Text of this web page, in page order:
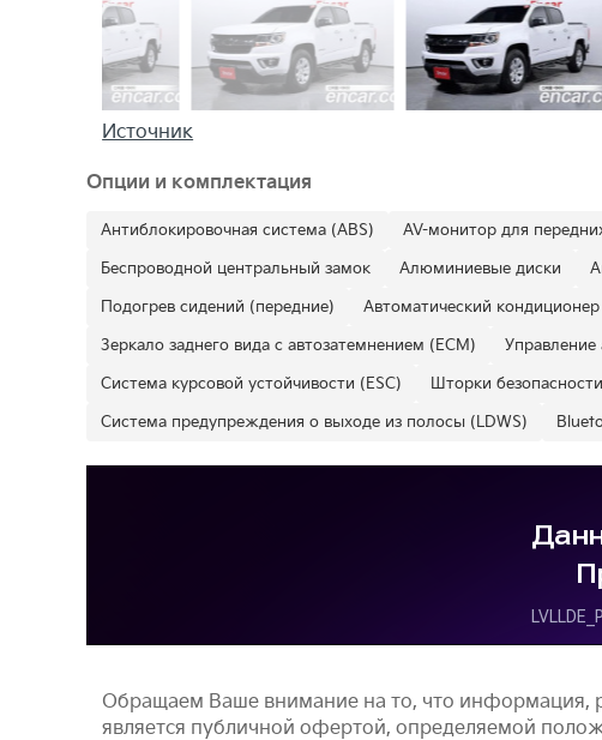
Источник
Опции и комплектация
Антиблокировочная система (ABS) AV-монитор для
Беспроводной центральный замок
Алюминиевые диски
Подогрев сидений (передние)
Автоматический кондиционер
Зеркало заднего вида с автозатемнением (ECM)
Управление
Система курсовой устойчивости (ESC)
Шторки безопасности
Система предупреждения о выходе из полосы (LDWS)
Обращаем Ваше внимание на то, что информация,
является публичной офертой, определяемой